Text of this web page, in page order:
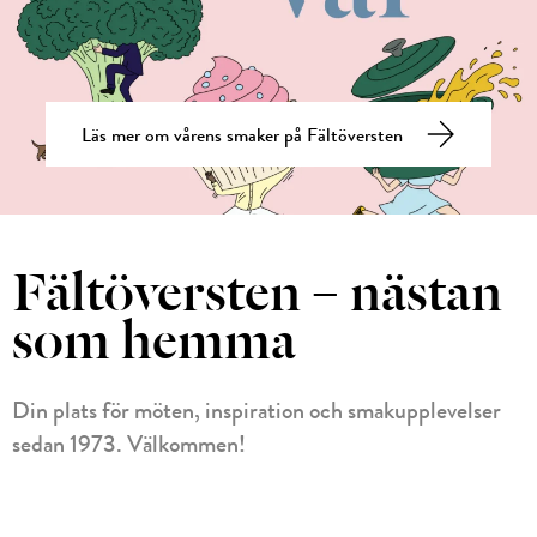
Läs mer om vårens smaker på Fältöversten
Fältöversten – nästan
som hemma
Din plats för möten, inspiration och smakupplevelser
sedan 1973. Välkommen!